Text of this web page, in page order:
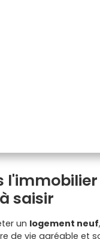
saisir
un logement neuf
de vie agréable et